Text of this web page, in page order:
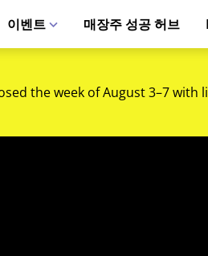
이벤트 매장주 성공 허브
the week of August 3–7